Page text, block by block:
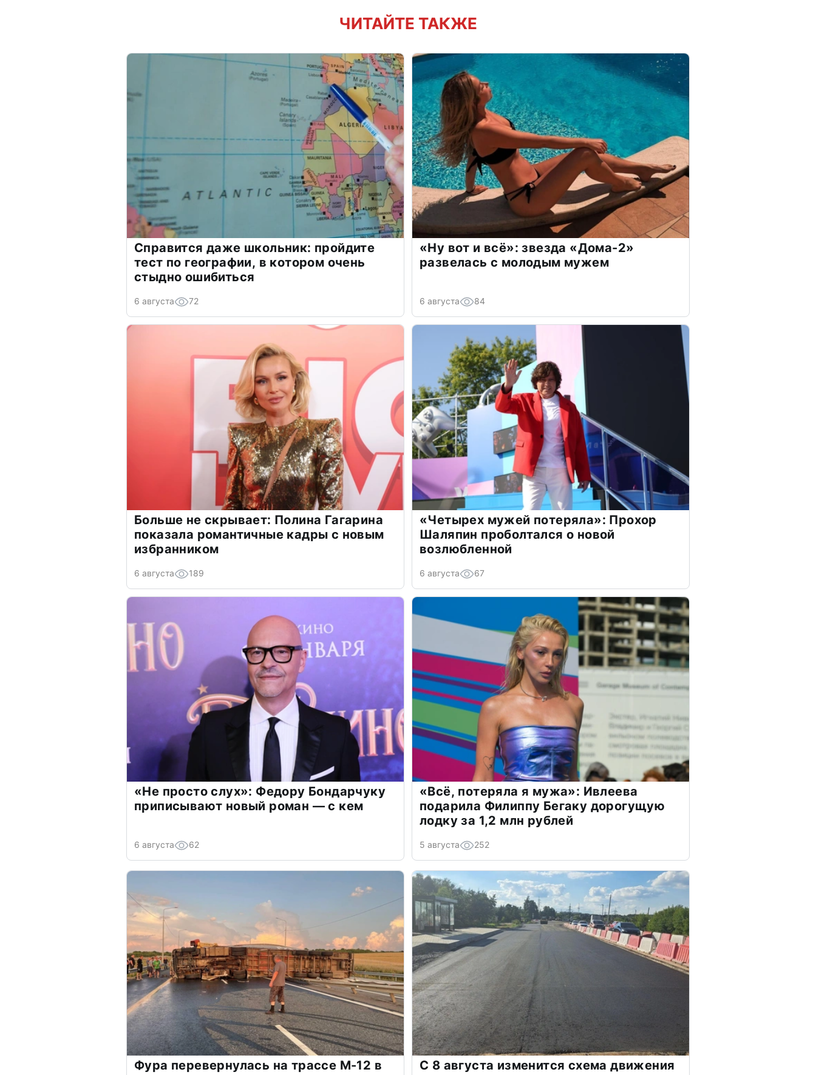
ЧИТАЙТЕ ТАКЖЕ
Справится даже школьник: пройдите
тест по географии, в котором очень
стыдно ошибиться
6 августа 72
«Ну вот и всё»: звезда «Дома-2»
развелась с молодым мужем
6 августа 84
Больше не скрывает: Полина Гагарина
показала романтичные кадры с новым
избранником
6 августа 189
«Четырех мужей потеряла»: Прохор
Шаляпин проболтался о новой
возлюбленной
6 августа 67
«Не просто слух»: Федору Бондарчуку
приписывают новый роман — с кем
6 августа 62
«Всё, потеряла я мужа»: Ивлеева
подарила Филиппу Бегаку дорогущую
лодку за 1,2 млн рублей
5 августа 252
Фура перевернулась на трассе М-12 в
С 8 августа изменится схема движения